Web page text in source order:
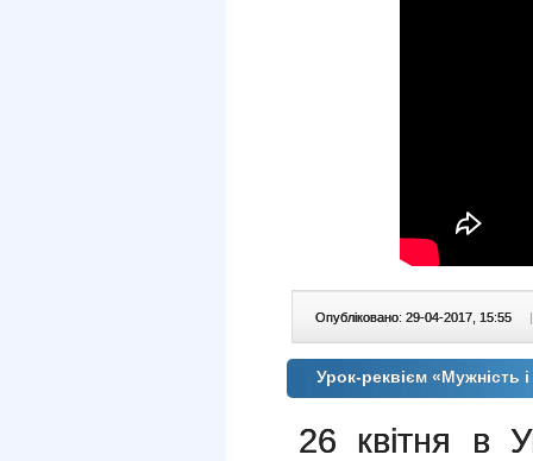
Опубліковано: 29-04-2017, 15:55 |
Урок-реквієм «Мужність
26 квітня в